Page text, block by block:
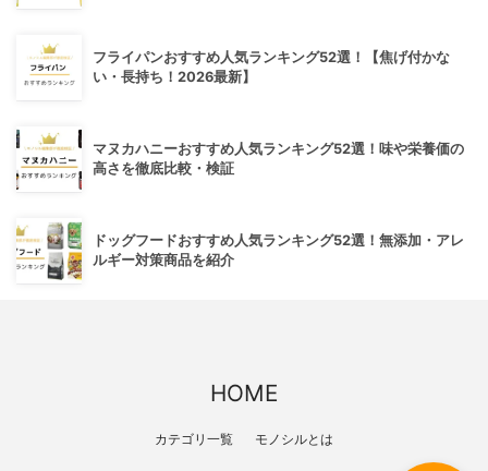
フライパンおすすめ人気ランキング52選！【焦げ付かな
い・長持ち！2026最新】
マヌカハニーおすすめ人気ランキング52選！味や栄養価の
高さを徹底比較・検証
ドッグフードおすすめ人気ランキング52選！無添加・アレ
ルギー対策商品を紹介
HOME
カテゴリ一覧 モノシルとは